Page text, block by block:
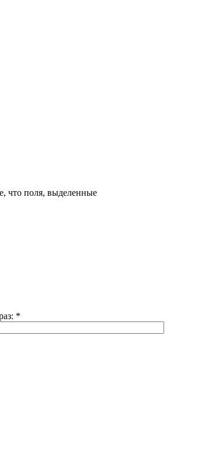
что поля, выделенные
*